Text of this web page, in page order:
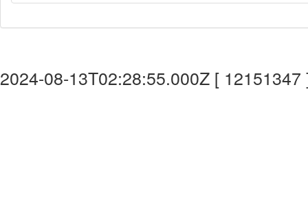
2024-08-13T02:28:55.000Z [ 12151347